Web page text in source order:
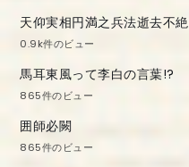
天仰実相円満之兵法逝去不絶
0.9k件のビュー
馬耳東風って李白の言葉!?
865件のビュー
囲師必闕
865件のビュー